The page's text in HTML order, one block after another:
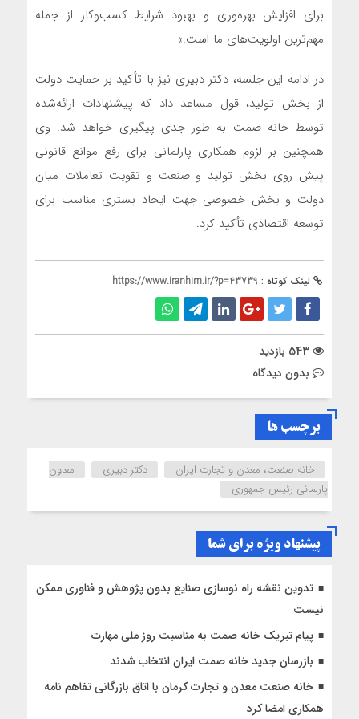
برای افزایش بهره‌وری و بهبود شرایط کسب‌وکار از جمله
مهم‌ترین اولویت‌های ما است.»
در ادامه این جلسه، دکتر دبیری نیز با تأکید بر حمایت دولت
از بخش تولید، قول مساعد داد که پیشنهادات ارائه‌شده
توسط خانه صمت به طور جدی پیگیری خواهد شد. وی
همچنین بر لزوم همکاری پارلمانی برای رفع موانع قانونی
پیش روی بخش تولید و صنعت و تقویت تعاملات میان
دولت و بخش خصوصی جهت ایجاد بستری مناسب برای
توسعه اقتصادی تأکید کرد.
لینک کوتاه : https://www.iranhim.ir/?p=43739
بدون دیدگاه
برچسب ها
خانه صنعت، معدن و تجارت ایران دکتر دبیری
معاون
پارلمانی رئیس جمهوری
پیشنهاد ویژه برای شما
تدوین نقشه راه نوسازی صنایع بدون پژوهش و فناوری ممکن
نیست
پیام تبریک خانه صمت به مناسبت روز ملی مهارت
بازرسان جدید خانه صمت ایران انتخاب شدند
خانه صنعت معدن و تجارت کرمان با اتاق بازرگانی تفاهم نامه
همکاری امضا کرد